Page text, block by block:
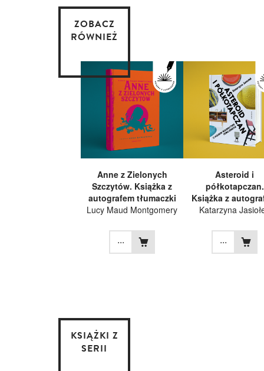
ZOBACZ
RÓWNIEŻ
Anne z Zielonych
Szczytów. Książka z
autografem tłumaczki
Lucy Maud Montgomery
...
Asteroid i
półkotapczan.
Książka z
Katarzyna
...
KSIĄŻKI Z
SERII